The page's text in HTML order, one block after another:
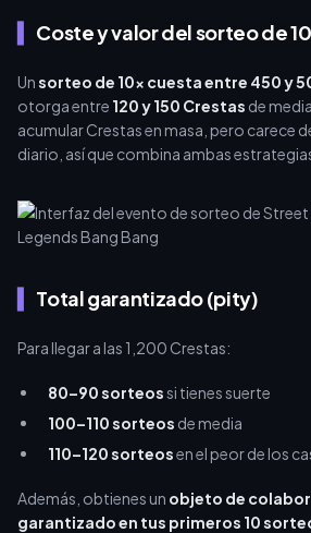
Coste y valor del sorteo de
Unsorteo de 10x cuesta entre 450 y
otorga entre 120 y 150 Crestas de
acumular Crestas en masa, pero carece
diario, así que combina ambas
Total garantizado (pity)
Para llegar a las 1,200 Crestas:
80–90 sorteossi tienes suerte
100–110 sorteos de media
110–120 sorteosen el peor de los
Además, obtienes un objeto de
garantizado en tus primeros 10